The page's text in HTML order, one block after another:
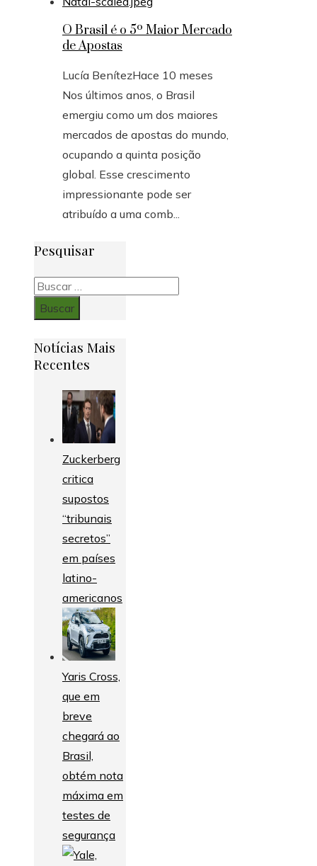
O Brasil é o 5º Maior Mercado
de Apostas
Lucía BenítezHace 10 meses
Nos últimos anos, o Brasil
emergiu como um dos maiores
mercados de apostas do mundo,
ocupando a quinta posição
global. Esse crescimento
impressionante pode ser
atribuído a uma comb...
Pesquisar
Buscar:
Notícias Mais
Recentes
Zuckerberg
critica
supostos
“tribunais
secretos”
em países
latino-
americanos
Yaris Cross,
que em
breve
chegará ao
Brasil,
obtém nota
máxima em
testes de
segurança